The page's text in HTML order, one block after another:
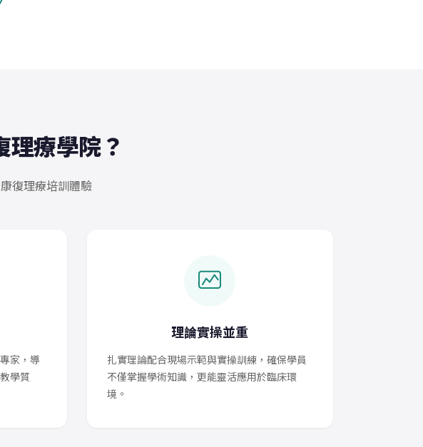
療學院？
復理療培訓體驗
家，導
學質
理論實操並重
扎實理論配合現場示範與實操訓練，確保學員
不僅掌握學術知識，更能靈活應用於臨床環
境。